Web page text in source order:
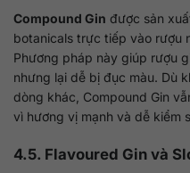
Compound Gin được sản
botanicals trực tiếp vào rượu
Phương pháp này giúp rượu
nhưng lại dễ bị đục màu. Dù
dòng khác, Compound Gin
vì hương vị mạnh và dễ kiểm
4.5. Flavoured Gin và